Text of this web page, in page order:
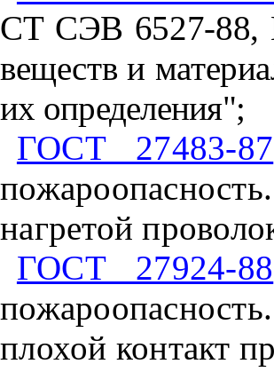
СТ СЭВ 6527-88,
веществ и
их определения";
ГОСТ 27483-87
нагретой
ГОСТ 27924-88
плохой контакт